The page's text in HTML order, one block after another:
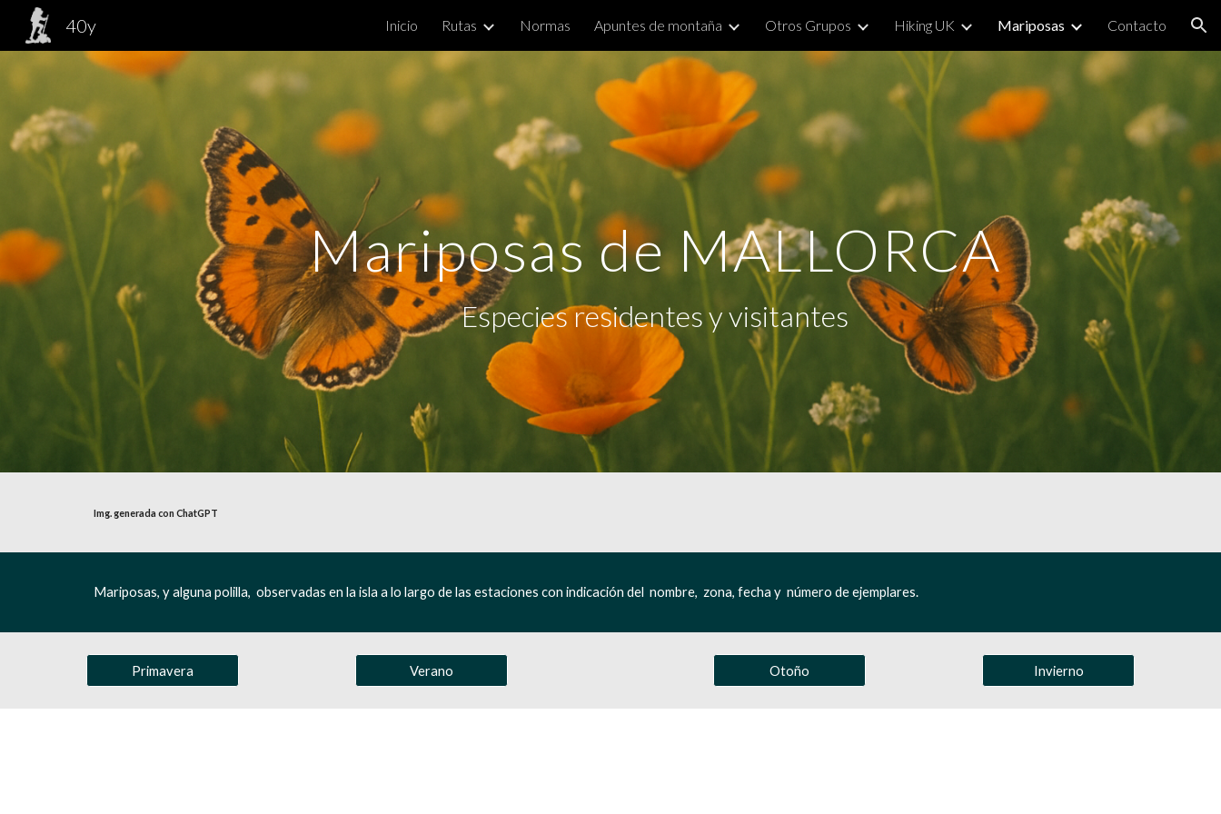
Skip to main content Skip to navigation
40y Inicio Rutas Normas Apuntes de montaña Otros Grupos Hiking UK Mariposas Contacto
Mariposas de MALLORCA
Especies residentes y visitantes
Img. generada con ChatGPT
Mariposas, y alguna polilla, observadas en la isla a lo largo de las estaciones con indicación del nombre, zona, fecha y número de ejemplares.
Primavera Verano Otoño Invierno